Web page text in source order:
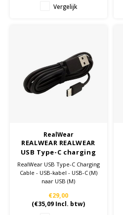
Vergelijk
RealWear
REALWEAR REALWEAR
USB Type-C charging
cable
RealWear USB Type-C Charging
Cable - USB-kabel - USB-C (M)
naar USB (M)
€29,00
(€35,09 Incl. btw)